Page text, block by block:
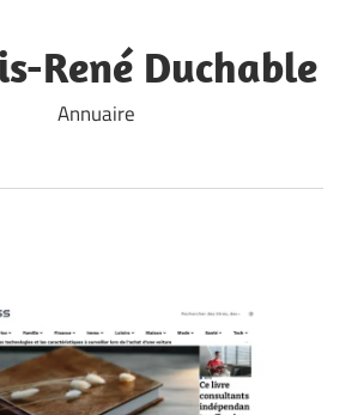
René Duchable
Annuaire